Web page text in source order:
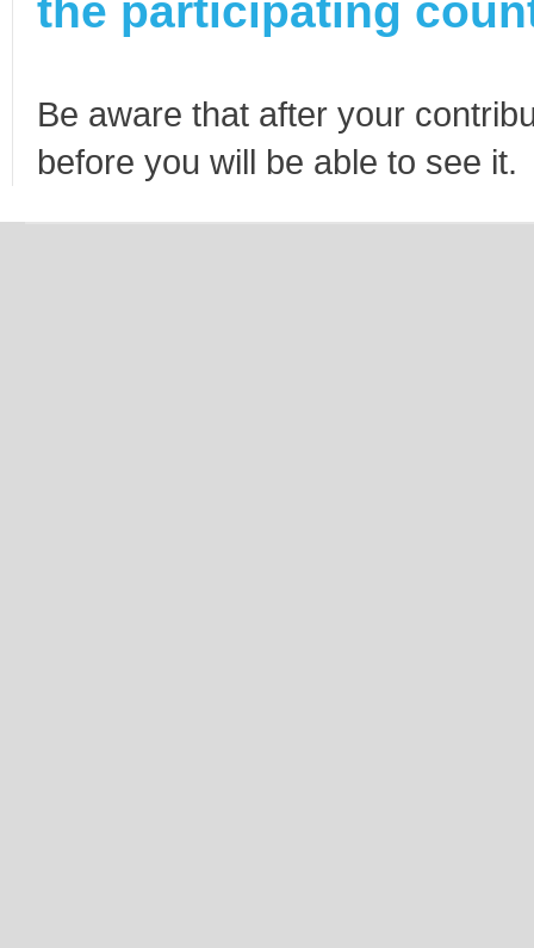
the participating
Be aware that after your
before you will be able to see it.